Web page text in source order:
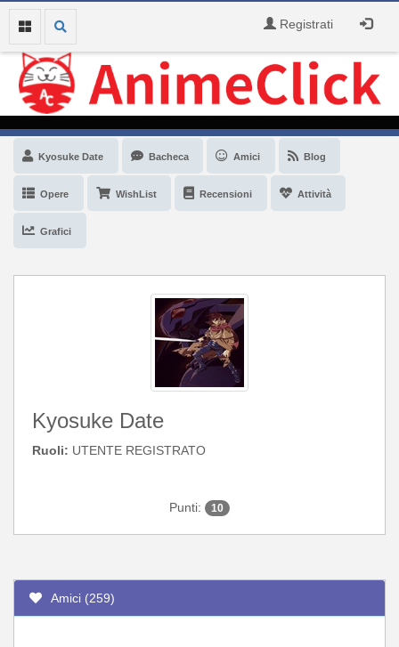
Registrati
Kyosuke Date Bacheca Amici Blog
Opere WishList Recensioni Attività
Grafici
Kyosuke Date
Ruoli: UTENTE REGISTRATO
Punti: 10
Amici (259)